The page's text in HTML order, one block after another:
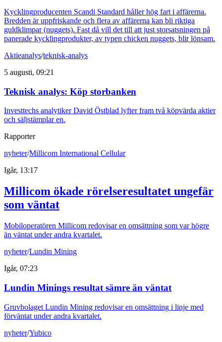
Kycklingproducenten Scandi Standard håller hög fart i affärerna.
Bredden är uppfriskande och flera av affärerna kan bli riktiga
guldklimpar (nuggets). Fast då vill det till att just storsatsningen på
panerade kycklingprodukter, av typen chicken nuggets, blir lönsam.
Aktieanalys/teknisk-analys
5 augusti, 09:21
Teknisk analys: Köp storbanken
Investtechs analytiker David Östblad lyfter fram två köpvärda aktier
och säljstämplar en.
Rapporter
nyheter/Millicom International Cellular
Igår, 13:17
Millicom ökade rörelseresultatet ungefär
som väntat
Mobiloperatören Millicom redovisar en omsättning som var högre
än väntat under andra kvartalet.
nyheter/Lundin Mining
Igår, 07:23
Lundin Minings resultat sämre än väntat
Gruvbolaget Lundin Mining redovisar en omsättning i linje med
förväntat under andra kvartalet.
nyheter/Yubico